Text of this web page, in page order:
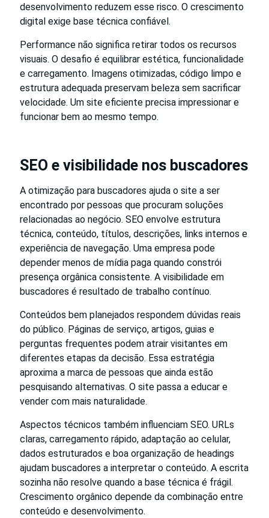
desenvolvimento reduzem esse risco. O crescimento
digital exige base técnica confiável.
Performance não significa retirar todos os recursos
visuais. O desafio é equilibrar estética, funcionalidade
e carregamento. Imagens otimizadas, código limpo e
estrutura adequada preservam beleza sem sacrificar
velocidade. Um site eficiente precisa impressionar e
funcionar bem ao mesmo tempo.
SEO e visibilidade nos buscadores
A otimização para buscadores ajuda o site a ser
encontrado por pessoas que procuram soluções
relacionadas ao negócio. SEO envolve estrutura
técnica, conteúdo, títulos, descrições, links internos e
experiência de navegação. Uma empresa pode
depender menos de mídia paga quando constrói
presença orgânica consistente. A visibilidade em
buscadores é resultado de trabalho contínuo.
Conteúdos bem planejados respondem dúvidas reais
do público. Páginas de serviço, artigos, guias e
perguntas frequentes podem atrair visitantes em
diferentes etapas da decisão. Essa estratégia
aproxima a marca de pessoas que ainda estão
pesquisando alternativas. O site passa a educar e
vender com mais naturalidade.
Aspectos técnicos também influenciam SEO. URLs
claras, carregamento rápido, adaptação ao celular,
dados estruturados e boa organização de headings
ajudam buscadores a interpretar o conteúdo. A escrita
sozinha não resolve quando a base técnica é frágil.
Crescimento orgânico depende da combinação entre
conteúdo e desenvolvimento.